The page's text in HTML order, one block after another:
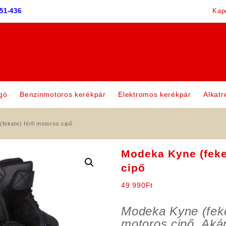
436
Benzinmotoros kerékpár Elektromos kerékpár
férfi motoros cipő
Modeka Kyne
cipő
49 990Ft
Modeka Kyne